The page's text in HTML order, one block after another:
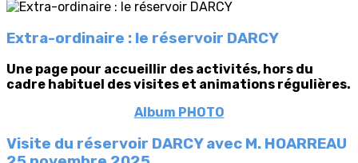
Extra-ordinaire : le réservoir DARCY
Une page pour accueillir des activités, hors du
cadre habituel des visites et animations régulières.
Album PHOTO
Visite du réservoir DARCY avec M. HOARREAU